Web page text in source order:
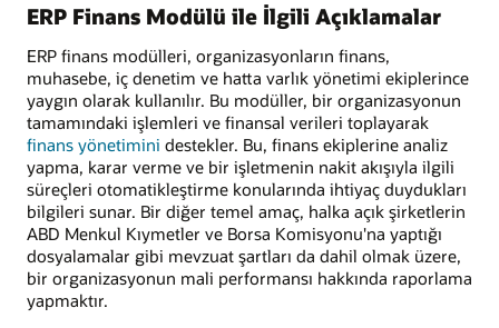
ERP Finans Modülü ile İlgili Açıklamalar
ERP finans modülleri, organizasyonların finans,
muhasebe, iç denetim ve hatta varlık yönetimi ekiplerince
yaygın olarak kullanılır. Bu modüller, bir organizasyonun
tamamındaki işlemleri ve finansal verileri toplayarak
finans yönetimini destekler. Bu, finans ekiplerine analiz
yapma, karar verme ve bir işletmenin nakit akışıyla ilgili
süreçleri otomatikleştirme konularında ihtiyaç duydukları
bilgileri sunar. Bir diğer temel amaç, halka açık şirketlerin
ABD Menkul Kıymetler ve Borsa Komisyonu'na yaptığı
dosyalamalar gibi mevzuat şartları da dahil olmak üzere,
bir organizasyonun mali performansı hakkında raporlama
yapmaktır.